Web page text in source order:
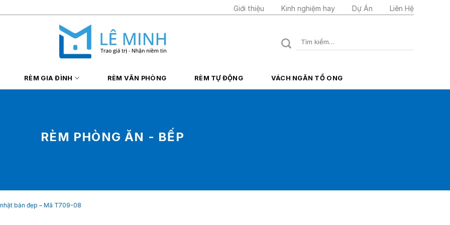
Giới thiệu Kinh nghiệm hay Dự Án Liên Hệ
Tìm
RÈM GIA ĐÌNH RÈM VĂN PHÒNG RÈM TỰ ĐỘNG VÁCH NGĂN TỔ ONG
RÈM PHÒNG ĂN - BẾP
bản đẹp – Mã T709-08